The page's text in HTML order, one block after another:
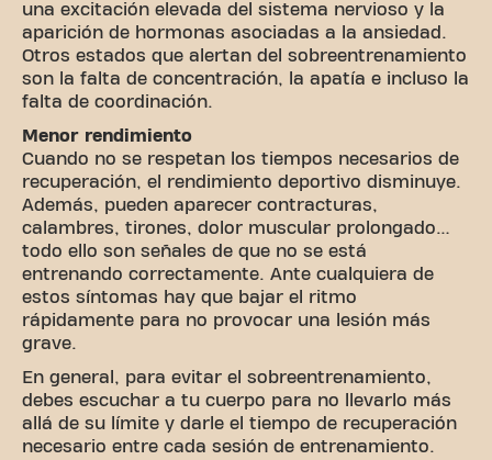
una excitación elevada del sistema nervioso y la
aparición de hormonas asociadas a la ansiedad.
Otros estados que alertan del sobreentrenamiento
son la falta de concentración, la apatía e incluso la
falta de coordinación.
Menor rendimiento
Cuando no se respetan los tiempos necesarios de
recuperación, el rendimiento deportivo disminuye.
Además, pueden aparecer contracturas,
calambres, tirones, dolor muscular prolongado…
todo ello son señales de que no se está
entrenando correctamente. Ante cualquiera de
estos síntomas hay que bajar el ritmo
rápidamente para no provocar una lesión más
grave.
En general, para evitar el sobreentrenamiento,
debes escuchar a tu cuerpo para no llevarlo más
allá de su límite y darle el tiempo de recuperación
necesario entre cada sesión de entrenamiento.